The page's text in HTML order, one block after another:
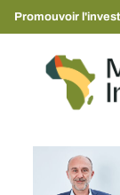
Promouvoir